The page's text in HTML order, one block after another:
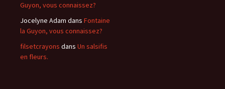
Guyon, vous connaissez?
Jocelyne Adam dans Fontaine
la Guyon, vous connaissez?
filsetcrayons dans Un salsifis
en fleurs.